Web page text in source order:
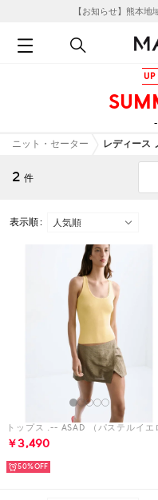
【お知らせ】熊本
ニット・セーター
レディース
2 件
表示順 :
￥3,490
50%